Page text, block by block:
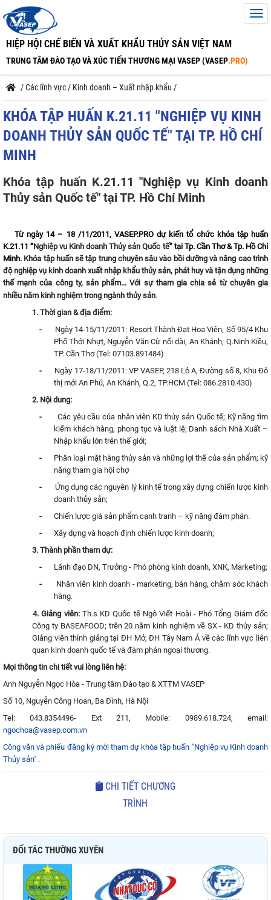
HIỆP HỘI CHẾ BIẾN VÀ XUẤT KHẨU THỦY SẢN VIỆT NAM
TRUNG TÂM ĐÀO TẠO VÀ XÚC TIẾN THƯƠNG MẠI VASEP (VASEP.PRO)
/Các lĩnh vực / Kinh doanh – Xuất nhập khẩu /
KHÓA TẬP HUẤN K.21.11 "NGHIỆP VỤ KINH
DOANH THỦY SẢN QUỐC TẾ" TẠI TP. HỒ CHÍ
MINH
Khóa tập huấn K.21.11 "Nghiệp vụ Kinh doanh
Thủy sản Quốc tế" tại TP. Hồ Chí Minh
Từ ngày 14 – 18 /11/2011, VASEP.PRO dự kiến tổ chức khóa tập huấn
K.21.11 “Nghiệp vụ Kinh doanh Thủy sản Quốc tế” tại Tp. Cần Thơ & Tp. Hồ Chí
Minh. Khóa tập huấn sẽ tập trung chuyên sâu vào bồi dưỡng và nâng cao trình
độ nghiệp vụ kinh doanh xuất nhập khẩu thủy sản, phát huy và tận dụng những
thế mạnh của công ty, sản phẩm... Với sự tham gia chia sẻ từ chuyên gia
nhiều năm kinh nghiệm trong ngành thủy sản.
1. Thời gian & địa điểm:
-
Ngày 14-15/11/2011: Resort Thành Đạt Hoa Viên, Số 95/4 Khu
Phố Thới Nhựt, Nguyễn Văn Cừ nối dài, An Khánh, Q.Ninh Kiều,
TP. Cần Thơ (Tel: 07103.891484)
-
Ngày 17-18/11/2011: VP VASEP, 218 Lô A, Đường số 8, Khu Đô
thị mới An Phú, An Khánh, Q.2, TP.HCM (Tel: 086.2810.430)
2. Nội dung:
-
Các yêu cầu của nhân viên KD thủy sản Quốc tế; Kỹ năng tìm
kiếm khách hàng, phong tục và luật lệ; Danh sách Nhà Xuất –
Nhập khẩu lớn trên thế giới;
-
Phân loại mặt hàng thủy sản và những lợi thế của sản phẩm; kỹ
năng tham gia hội chợ
-
Ứng dụng các nguyên lý kinh tế trong xây dựng chiến lược kinh
doanh thủy sản;
-
Chiến lược giá sản phẩm cạnh tranh – kỹ năng đàm phán.
-
Xây dựng và hoạch định chiến lược kinh doanh;
3. Thành phần tham dự:
-
Lãnh đạo DN, Trưởng - Phó phòng kinh doanh, XNK, Marketing;
-
Nhân viên kinh doanh - marketing, bán hàng, chăm sóc khách
hàng.
4. Giảng viên: Th.s KD Quốc tế Ngô Viết Hoài- Phó Tổng Giám đốc
Công ty BASEAFOOD; trên 20 năm kinh nghiệm về SX - KD thủy sản;
Giảng viên thính giảng tại ĐH Mở, ĐH Tây Nam Á về các lĩnh vực liên
quan kinh doanh quốc tế và đàm phán ngoại thương.
Mọi thông tin chi tiết vui lòng liên hệ:
Anh Nguyễn Ngọc Hòa - Trung tâm Đào tạo & XTTM VASEP
Số 10, Nguyễn Công Hoan, Ba Đình, Hà Nội
Tel: 043.8354496- Ext 211, Mobile: 0989.618.724, email:
ngochoa@vasep.com.vn
Công văn và phiếu đăng ký mời tham dự khóa tập huấn "Nghiệp vụ Kinh doanh
Thủy sản" .
CHI TIẾT CHƯƠNG
TRÌNH
ĐỐI TÁC THƯỜNG XUYÊN